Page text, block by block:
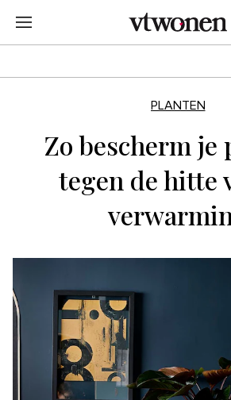
PLANTEN
Zo bescherm je
tegen de hitte